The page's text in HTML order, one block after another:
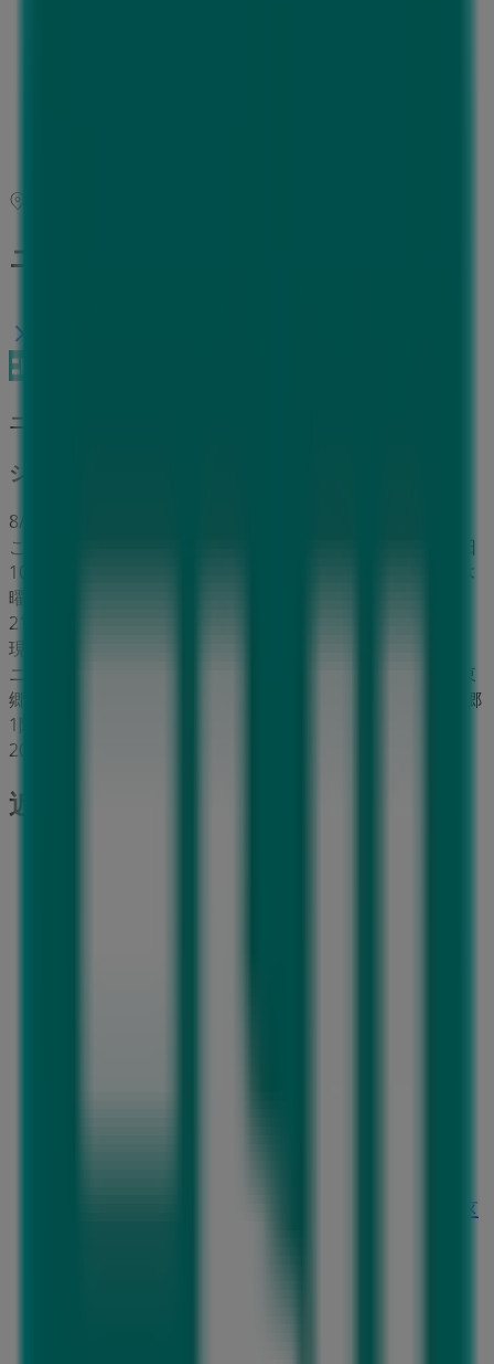
ニトリの愛知県愛知郡チラシ
ニトリ
システムキッチンカタログ
8/13 日まで有効
このニトリの店舗の営業時間は日曜日 10:00 - 21:00, 月曜日
10:00 - 20:00, 火曜日 10:00 - 20:00, 水曜日 10:00 - 20:00, 木
曜日 10:00 - 20:00, 金曜日 10:00 - 20:00, 土曜日 10:00 -
21:00です。
現在、このニトリの店舗には1件のカタログがあります。
ニトリの最新カタログを閲覧しましょう で 愛知県愛知郡東
郷町東郷中央土地区画整理事業62街区1,3ららぽ-と愛知東郷
1階区画1620 システムキッチンカタログ 2026/7/30日から
2026/8/13日まで有効 今すぐ節約を始められます。
近くのお店
愛知県愛知郡東郷町東郷中央土地区画整理事業62街区